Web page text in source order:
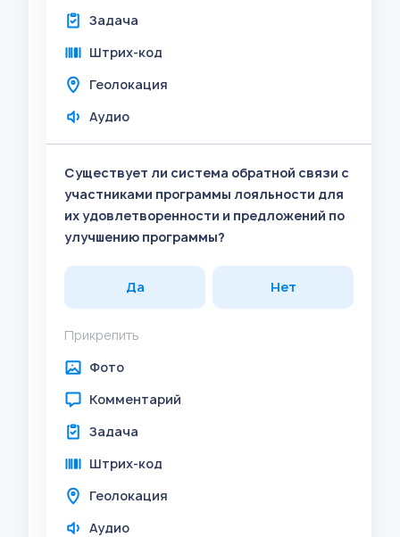
Задача
Штрих-код
Геолокация
Аудио
Существует ли система обратной связи с
участниками программы лояльности для
их удовлетворенности и предложений по
улучшению программы?
Да Нет
Прикрепить
Фото
Комментарий
Задача
Штрих-код
Геолокация
Аудио